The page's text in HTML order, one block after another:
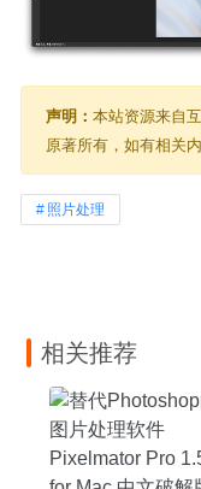
声明： 本站资源来自
原著所有，如有相关
照片处理
相关推荐